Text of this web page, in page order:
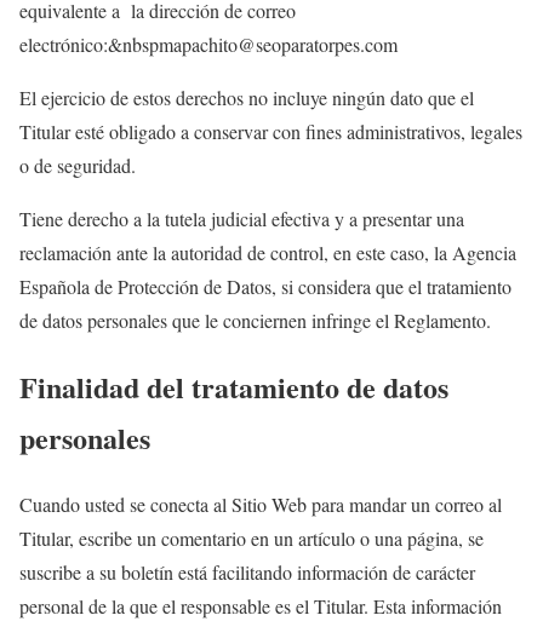
equivalente a la dirección de correo
electrónico:&nbspmapachito@seoparatorpes.com
El ejercicio de estos derechos no incluye ningún dato que el
Titular esté obligado a conservar con fines administrativos, legales
o de seguridad.
Tiene derecho a la tutela judicial efectiva y a presentar una
reclamación ante la autoridad de control, en este caso, la Agencia
Española de Protección de Datos, si considera que el tratamiento
de datos personales que le conciernen infringe el Reglamento.
Finalidad del tratamiento de datos
personales
Cuando usted se conecta al Sitio Web para mandar un correo al
Titular, escribe un comentario en un artículo o una página, se
suscribe a su boletín está facilitando información de carácter
personal de la que el responsable es el Titular. Esta información